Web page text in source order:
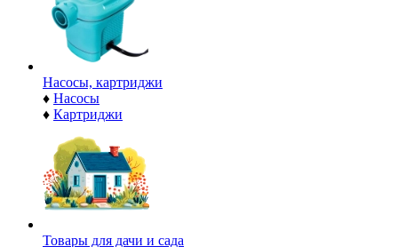
Насосы, картриджи
♦ Насосы
♦ Картриджи
Товары для дачи и сада